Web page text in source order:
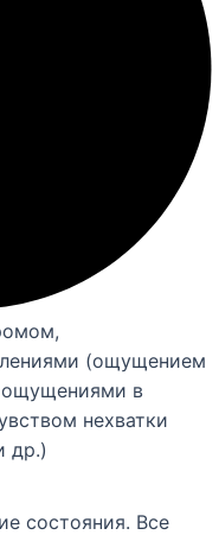
(ощущением
ощущениями в
нехватки
др.)
состояния. Все